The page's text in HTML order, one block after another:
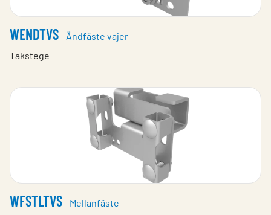
WENDTVS- Ändfäste vajer
Takstege
WFSTLTVS- Mellanfäste